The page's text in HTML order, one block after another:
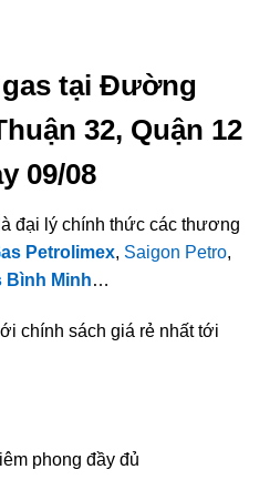
tại Đường
32, Quận 12
09/08
là đại lý chính thức các thương
Petrolimex, Saigon Petro,
Bình Minh…
chính sách giá rẻ nhất tới
phong đầy đủ